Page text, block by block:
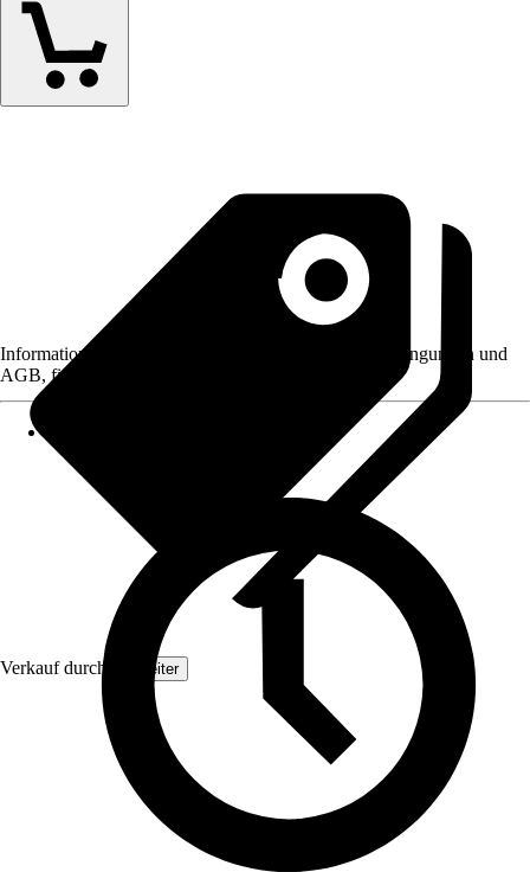
Verkauf durch: Topleiter
Informationen des Verkäufers, wie z. B. Rückgabebedingungen und
AGB, finden Sie bei Klick auf den Verkäufernamen.